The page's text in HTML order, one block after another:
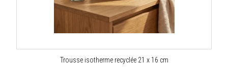
Trousse isotherme recyclée 21 x 16 cm